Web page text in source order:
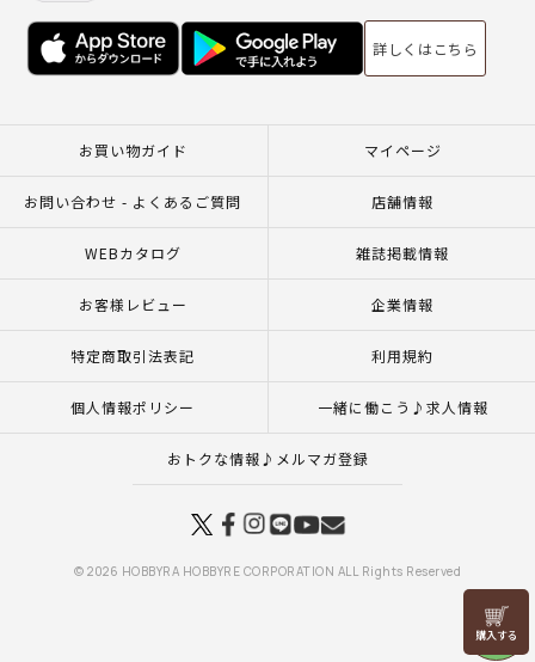
リリヤン
フェア
詳しくはこちら
お買い物ガイド マイページ
お問い合わせ - よくあるご質問 店舗情報
WEBカタログ 雑誌掲載情報
お客様レビュー 企業情報
特定商取引法表記 利用規約
個人情報ポリシー 一緒に働こう♪求人情報
おトクな情報♪メルマガ登録
© 2026 HOBBYRA HOBBYRE CORPORATION ALL Rights Reserved